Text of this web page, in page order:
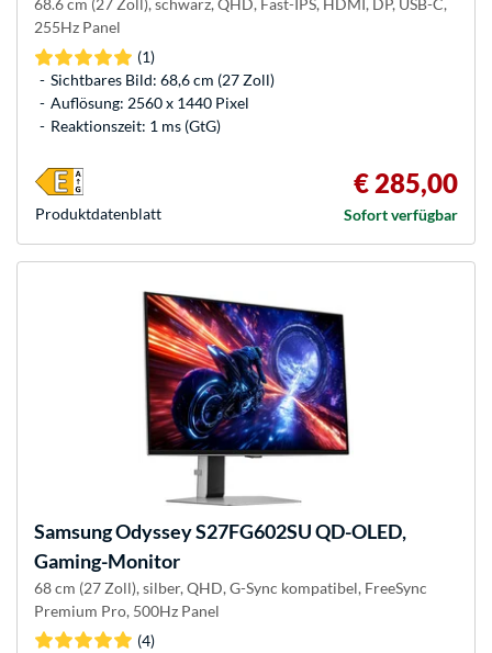
68.6 cm (27 Zoll), schwarz, QHD, Fast-IPS, HDMI, DP, USB-C,
255Hz Panel
(1)
Sichtbares Bild: 68,6 cm (27 Zoll)
Auflösung: 2560 x 1440 Pixel
Reaktionszeit: 1 ms (GtG)
€ 285,00
Sofort verfügbar
Produkt­datenblatt
SamsungOdyssey S27FG602SU QD-OLED,
Gaming-Monitor
68 cm (27 Zoll), silber, QHD, G-Sync kompatibel, FreeSync
Premium Pro, 500Hz Panel
(4)